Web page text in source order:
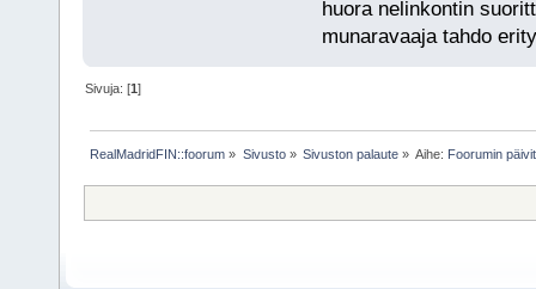
huora nelinkontin
munaravaaja tahdo
Sivuja: [1]
RealMadridFIN::foorum » Sivusto» Sivuston palaute» Aihe: Foorumin